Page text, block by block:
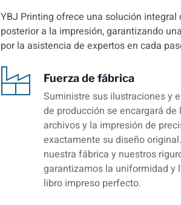
YBJ Printing ofrece una solución
posterior a la impresión, garantizando
por la asistencia de expertos en cada
Fuerza de fábrica
Suministre sus ilustraciones y
de producción se encargará
archivos y la impresión de
exactamente su diseño
nuestra fábrica y nuestros
garantizamos la uniformidad y
libro impreso perfecto.